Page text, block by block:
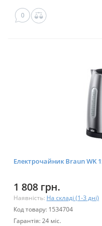
0
Електрочайник Braun WK
1 808 грн.
Наявність: На складі (1-3 дні)
Код товару: 1534704
Гарантія: 24 міс.